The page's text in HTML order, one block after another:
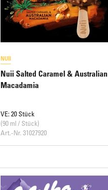
NUII
Nuii Salted Caramel & Australian
Macadamia
VE: 20 Stück
(90 ml / Stück)
Art.-Nr. 31027920